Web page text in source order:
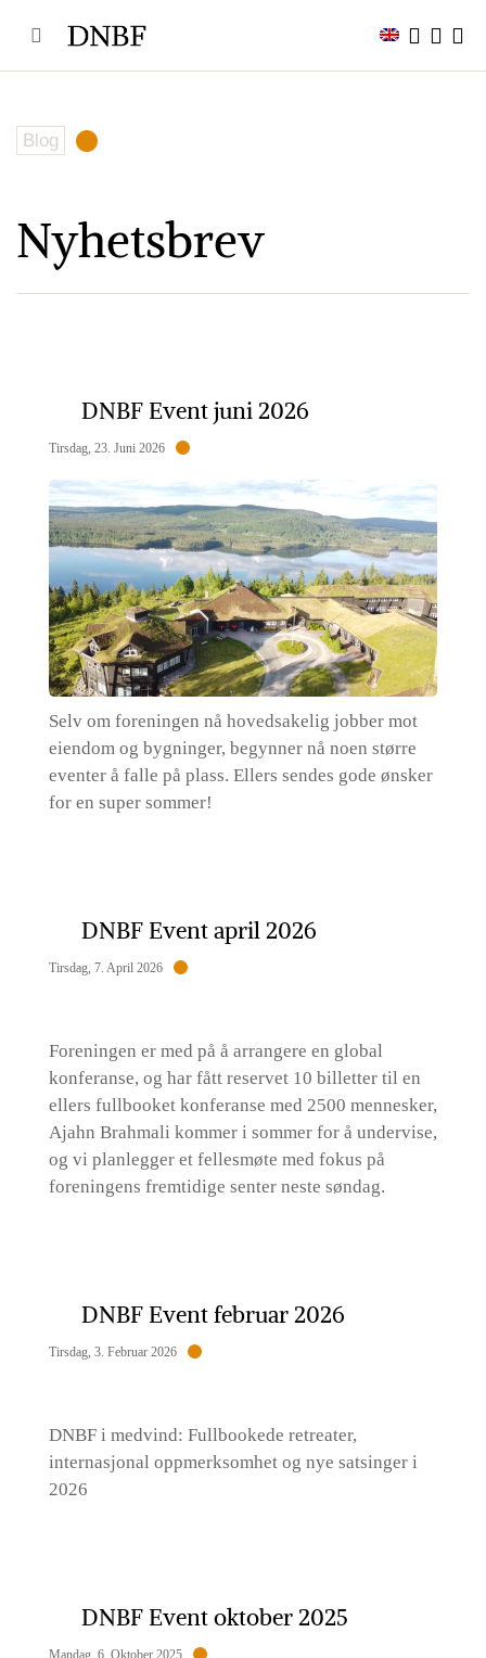
content
Blog
Nyhetsbrev
DNBF Event juni 2026
Tirsdag, 23. Juni 2026
Selv om foreningen nå hovedsakelig jobber mot
eiendom og bygninger, begynner nå noen større
eventer å falle på plass. Ellers sendes gode ønsker
for en super sommer!
DNBF Event april 2026
Tirsdag, 7. April 2026
Foreningen er med på å arrangere en global
konferanse, og har fått reservet 10 billetter til en
ellers fullbooket konferanse med 2500 mennesker,
Ajahn Brahmali kommer i sommer for å undervise,
og vi planlegger et fellesmøte med fokus på
foreningens fremtidige senter neste søndag.
DNBF Event februar 2026
Tirsdag, 3. Februar 2026
DNBF i medvind: Fullbookede retreater,
internasjonal oppmerksomhet og nye satsinger i
2026
DNBF Event oktober 2025